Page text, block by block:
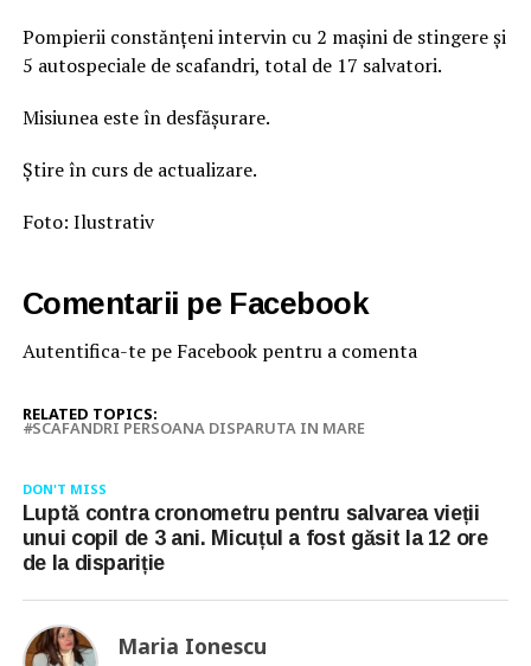
Pompierii constănțeni intervin cu 2 mașini de stingere și
5 autospeciale de scafandri, total de 17 salvatori.
Misiunea este în desfășurare.
Știre în curs de actualizare.
Foto: Ilustrativ
Comentarii pe Facebook
Autentifica-te pe Facebook pentru a comenta
RELATED TOPICS:
SCAFANDRI PERSOANA DISPARUTA IN MARE
DON'T MISS
Luptă contra cronometru pentru salvarea vieții
unui copil de 3 ani. Micuțul a fost găsit la 12 ore
de la dispariție
Maria Ionescu